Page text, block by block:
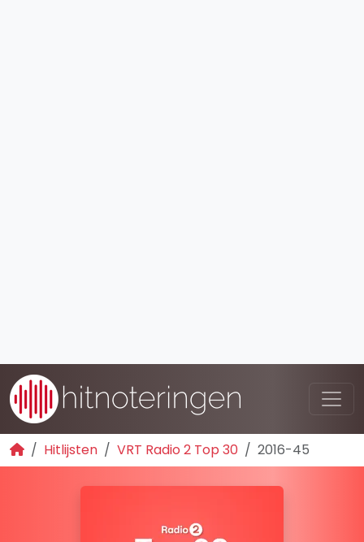
Hitlijsten VRT Radio 2 Top 30 2016-45